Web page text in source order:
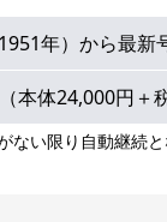
年）から最新
本体24,000円＋税
い限り自動継続と